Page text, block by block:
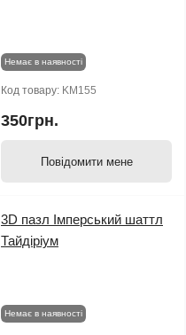
Немає в наявності
Код товару: KM155
350грн.
Повідомити мене
3D пазл Імперський шаттл
Тайдіріум
Немає в наявності